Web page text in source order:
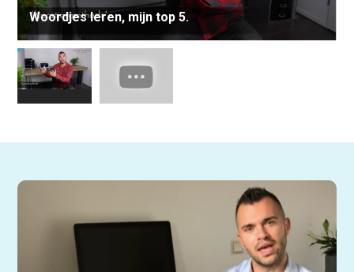
Woordjes leren, mijn top 5.